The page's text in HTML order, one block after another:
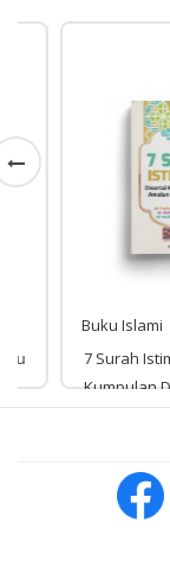
Buku Islami
7 Surah
Kumpulan Doa
Pembuka Rezeki